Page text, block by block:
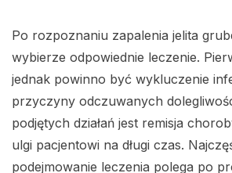
Po rozpoznaniu zapalenia jelita
wybierze odpowiednie leczenie.
jednak powinno być wykluczenie
przyczyny odczuwanych
podjętych działań jest remisja
ulgi pacjentowi na długi czas.
podejmowanie leczenia polega po